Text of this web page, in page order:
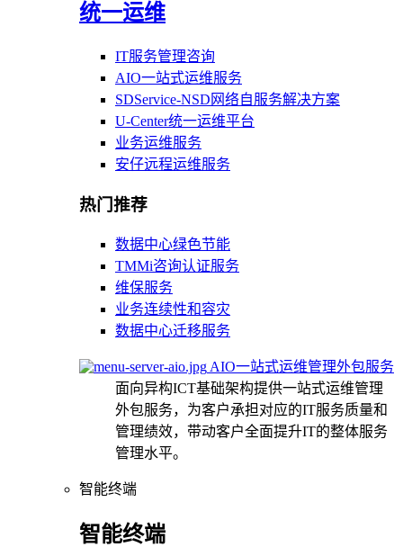
统一运维
IT服务管理咨询
AIO一站式运维服务
SDService-NSD网络自服务解决方案
U-Center统一运维平台
业务运维服务
安仔远程运维服务
热门推荐
数据中心绿色节能
TMMi咨询认证服务
维保服务
业务连续性和容灾
数据中心迁移服务
AIO一站式运维管理外包服务
面向异构ICT基础架构提供一站式运维管理
外包服务，为客户承担对应的IT服务质量和
管理绩效，带动客户全面提升IT的整体服务
管理水平。
智能终端
智能终端